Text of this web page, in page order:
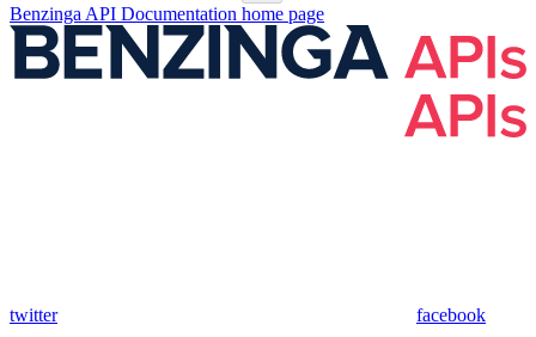
Benzinga API Documentation home page
twitter facebook